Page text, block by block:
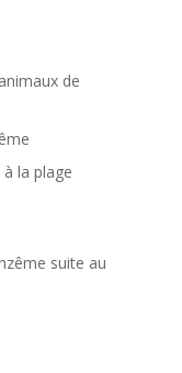
de
à la plage
suite au